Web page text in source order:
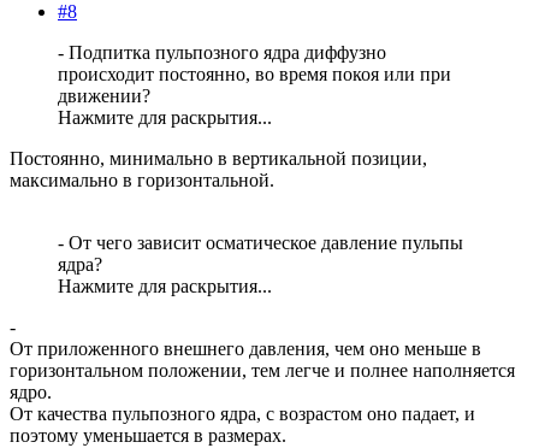
#8
- Подпитка пульпозного ядра диффузно
происходит постоянно, во время покоя или при
движении?
Нажмите для раскрытия...
Постоянно, минимально в вертикальной позиции,
максимально в горизонтальной.
- От чего зависит осматическое давление пульпы
ядра?
Нажмите для раскрытия...
-
От приложенного внешнего давления, чем оно меньше в
горизонтальном положении, тем легче и полнее наполняется
ядро.
От качества пульпозного ядра, с возрастом оно падает, и
поэтому уменьшается в размерах.